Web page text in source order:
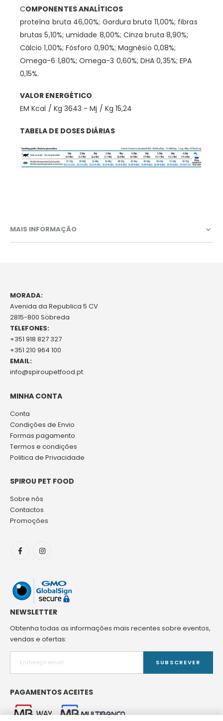
COMPONENTES ANALÍTICOS
proteína bruta 46,00%; Gordura bruta 11,00%; fibras
brutas 5,10%; umidade 8,00%; Cinza bruta 8,90%;
Cálcio 1,00%; Fósforo 0,90%; Magnésio 0,08%;
Omega-6 1,80%; Omega-3 0,60%; DHA 0,35%; EPA
0,15%.
VALOR ENERGÉTICO
EM Kcal / Kg 3643 - Mj / Kg 15,24
TABELA DE DOSES DIÁRIAS
MAIS INFORMAÇÃO
MORADA:
Avenida da Republica 5 CV
2815-800 Sobreda
TELEFONES:
+351 918 827 327
+351 210 964 100
EMAIL:
info@spiroupetfood.pt
MINHA CONTA
Conta
Condições de Envio
Formas pagamento
Termos e condições
Politica de Privacidade
SPIROU PET FOOD
Sobre nós
Contactos
Promoções
NEWSLETTER
Obtenha todas as informações mais recentes sobre eventos,
vendas e ofertas:
SUBSCREVER
PAGAMENTOS ACEITES